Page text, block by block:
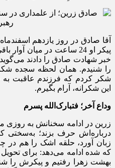
پیکر او 24 ساعت در میان
خبر شهادت صادق را دادند
را شنیدم. همان لحظه سجده‌
شکر کردم که فرزندم عاقبت‌
این شکرانه، آرام بگیرم.
وداع آخر؛ فتبارک‌الله پسرم
زرین در ادامه سخنانش به
درباره‌اش حرف بزند؛ به‌سختی
زبان آورد، حلقه اشک را هم در
که شده ادامه می‌دهد: برای تحویل
بهشت زهرا رفتیم و پیکرش را